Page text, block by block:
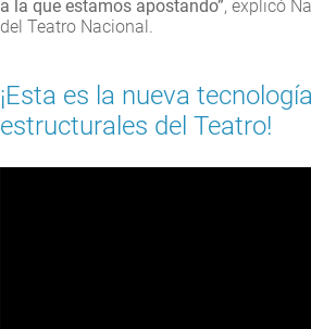
a la que estamos apostando”, explicó
del Teatro Nacional.
¡Esta es la nueva
estructurales del Teatro!